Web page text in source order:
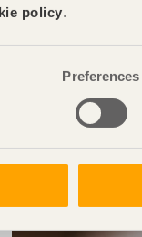
policy.
Preferences